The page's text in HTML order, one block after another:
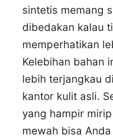
sintetis memang
dibedakan kalau
memperhatikan
Kelebihan bahan
lebih terjangkau
kantor kulit asli.
yang hampir
mewah bisa